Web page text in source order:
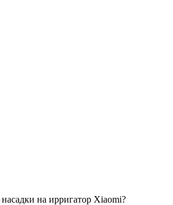
на ирригатор Xiaomi?